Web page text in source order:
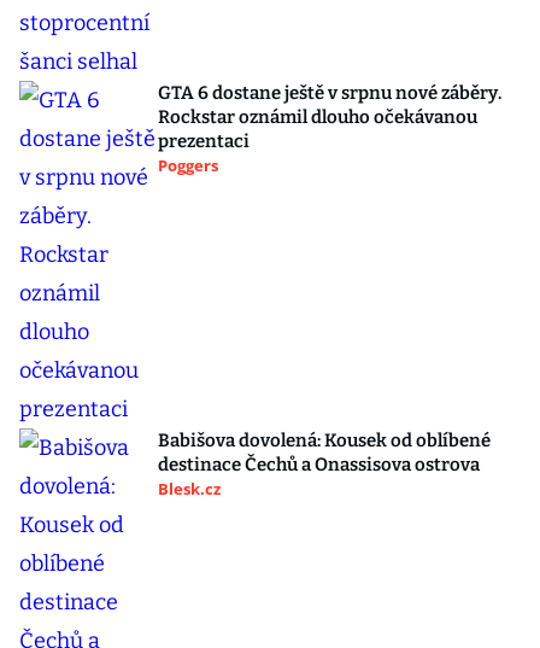
GTA 6 dostane ještě v srpnu nové záběry.
Rockstar oznámil dlouho očekávanou
prezentaci
Poggers
Babišova dovolená: Kousek od oblíbené
destinace Čechů a Onassisova ostrova
Blesk.cz